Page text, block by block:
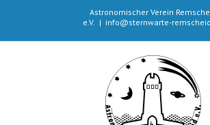
Astronomischer Verein
e.V. | info@sternwarte-